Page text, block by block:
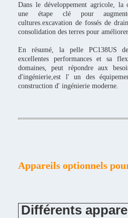
Dans le développement agricole, la
une étape clé pour
cultures.excavation de fossés de
consolidation des terres pour
En résumé, la pelle PC138US
excellentes performances et sa
domaines, peut répondre aux
d'ingénierie,est l' un des
construction d' ingénierie moderne.
Appareils optionnels
Différents